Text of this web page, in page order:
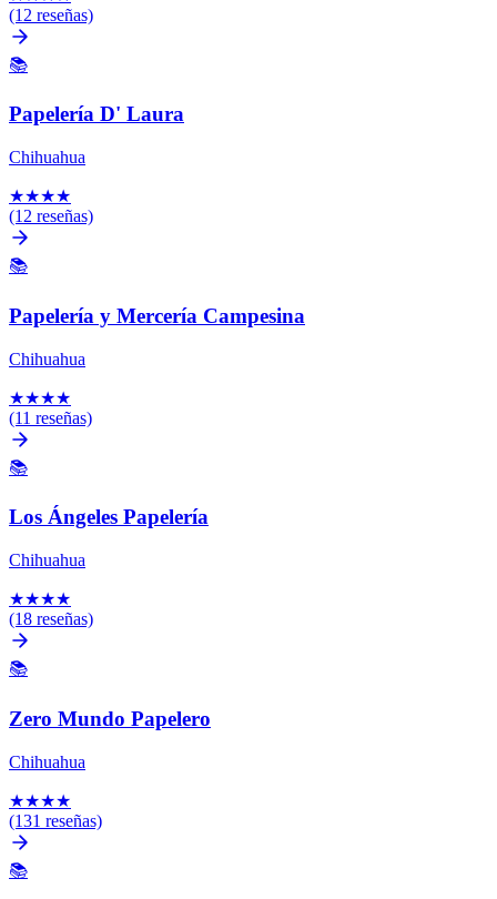
(12 reseñas)
📚
Papelería D' Laura
Chihuahua
★★★★
(12 reseñas)
📚
Papelería y Mercería Campesina
Chihuahua
★★★★
(11 reseñas)
📚
Los Ángeles Papelería
Chihuahua
★★★★
(18 reseñas)
📚
Zero Mundo Papelero
Chihuahua
★★★★
(131 reseñas)
📚